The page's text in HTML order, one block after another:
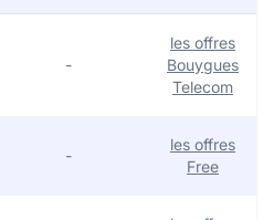
-
les offres
Bouygues
Telecom
-
les offres
Free